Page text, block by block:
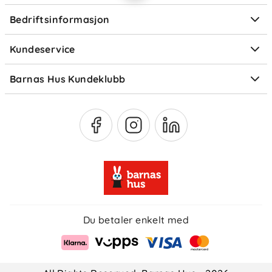
renses.
Inkludert tilbehør
SIP+
Bedriftsinformasjon
Størrelsesguider
Kundeservice
Ofte stilte spørsmål
Om Klarna
Barnas Hus Kundeklubb
Medlemsvilkår
Du betaler enkelt med